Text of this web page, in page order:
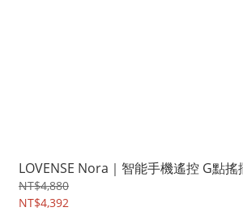
LOVENSE Nora｜智能手機遙控 G點搖
NT$4,880
NT$4,392